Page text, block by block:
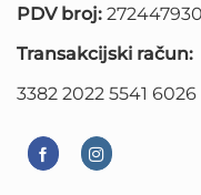
PDV broj:
Transakcijski račun:
3382 2022 5541 6026